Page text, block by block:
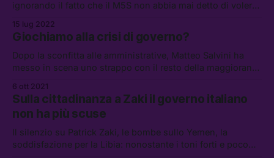
ignorando il fatto che il M5S non abbia mai detto di voler
posta in gioco
15 lug 2022
Giochiamo alla crisi di governo?
Dopo la sconfitta alle amministrative, Matteo Salvini ha
messo in scena uno strappo con il resto della maggioranza
realtà le intenzioni del governo Draghi non dovrebbero
allarmare la Lega e i suoi elettori piú ricchi
6 ott 2021
Sulla cittadinanza a Zaki il governo italiano
non ha più scuse
Il silenzio su Patrick Zaki, le bombe sullo Yemen, la
soddisfazione per la Libia: nonostante i toni forti e poco